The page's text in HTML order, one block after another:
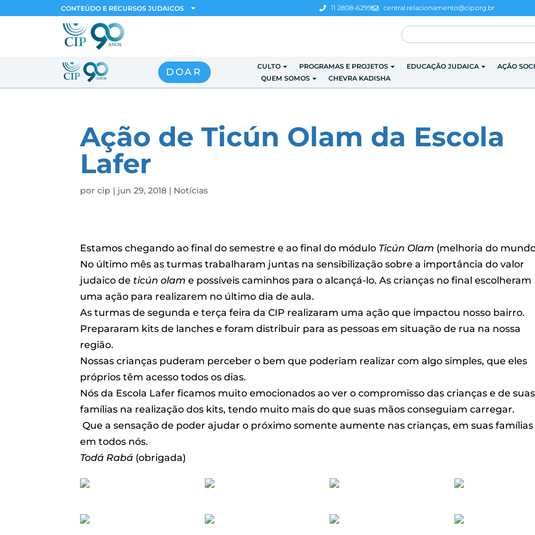
CONTEÚDO E RECURSOS JUDAICOS 11 2808-6299 central.relacionamento@cip.org.br
DOAR CULTO PROGRAMAS E PROJETOS EDUCAÇÃO JUDAICA
AÇÃO
QUEM SOMOS
CHEVRA KADISHA
Ação de Ticún Olam da Escola
Lafer
porcip | jun 29, 2018 | Notícias
Estamos chegando ao final do semestre e ao final do módulo Ticún Olam (melhoria do
No último mês as turmas trabalharam juntas na sensibilização sobre a importância do valor
judaico de ticún olame possíveis caminhos para o alcançá-lo. As crianças no final escolheram
uma ação para realizarem no último dia de aula.
As turmas de segunda e terça feira da CIP realizaram uma ação que impactou nosso bairro.
Prepararam kits de lanches e foram distribuir para as pessoas em situação de rua na nossa
região.
Nossas crianças puderam perceber o bem que poderiam realizar com algo simples, que eles
próprios têm acesso todos os dias.
Nós da Escola Lafer ficamos muito emocionados ao ver o compromisso das crianças e de suas
famílias na realização dos kits, tendo muito mais do que suas mãos conseguiam carregar.
Que a sensação de poder ajudar o próximo somente aumente nas crianças, em suas famílias
em todos nós.
Todá Rabá (obrigada)